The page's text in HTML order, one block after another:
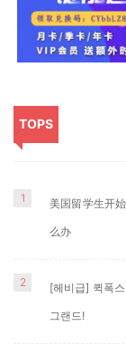
TOPS
1 美国留学生开
么办
2 [헤비급] 퀵폭
그랜드!